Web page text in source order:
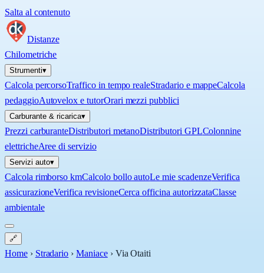
Salta al contenuto
Distanze
Chilometriche
Strumenti▾
Calcola percorsoTraffico in tempo realeStradario e mappeCalcola
pedaggioAutovelox e tutorOrari mezzi pubblici
Carburante & ricarica▾
Prezzi carburanteDistributori metanoDistributori GPLColonnine
elettricheAree di servizio
Servizi auto▾
Calcola rimborso kmCalcolo bollo autoLe mie scadenzeVerifica
assicurazioneVerifica revisioneCerca officina autorizzataClasse
ambientale
🔗
Home › Stradario › Maniace › Via Otaiti